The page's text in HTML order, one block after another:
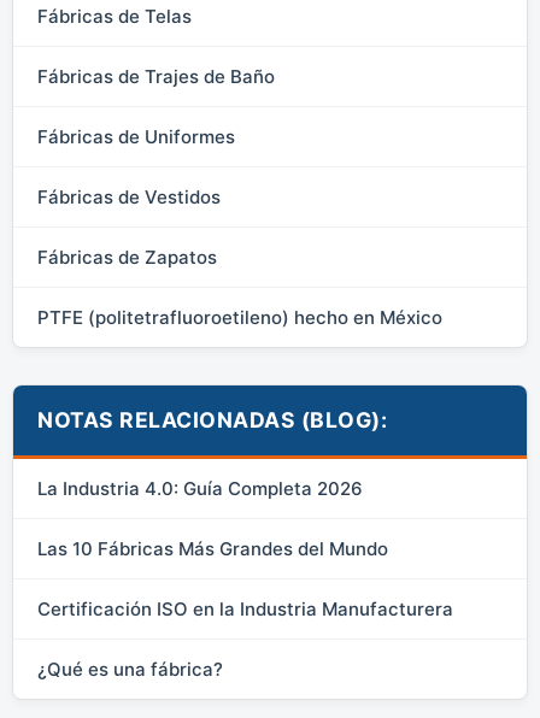
Fábricas de Telas
Fábricas de Trajes de Baño
Fábricas de Uniformes
Fábricas de Vestidos
Fábricas de Zapatos
PTFE (politetrafluoroetileno) hecho en México
NOTAS RELACIONADAS (BLOG):
La Industria 4.0: Guía Completa 2026
Las 10 Fábricas Más Grandes del Mundo
Certificación ISO en la Industria Manufacturera
¿Qué es una fábrica?